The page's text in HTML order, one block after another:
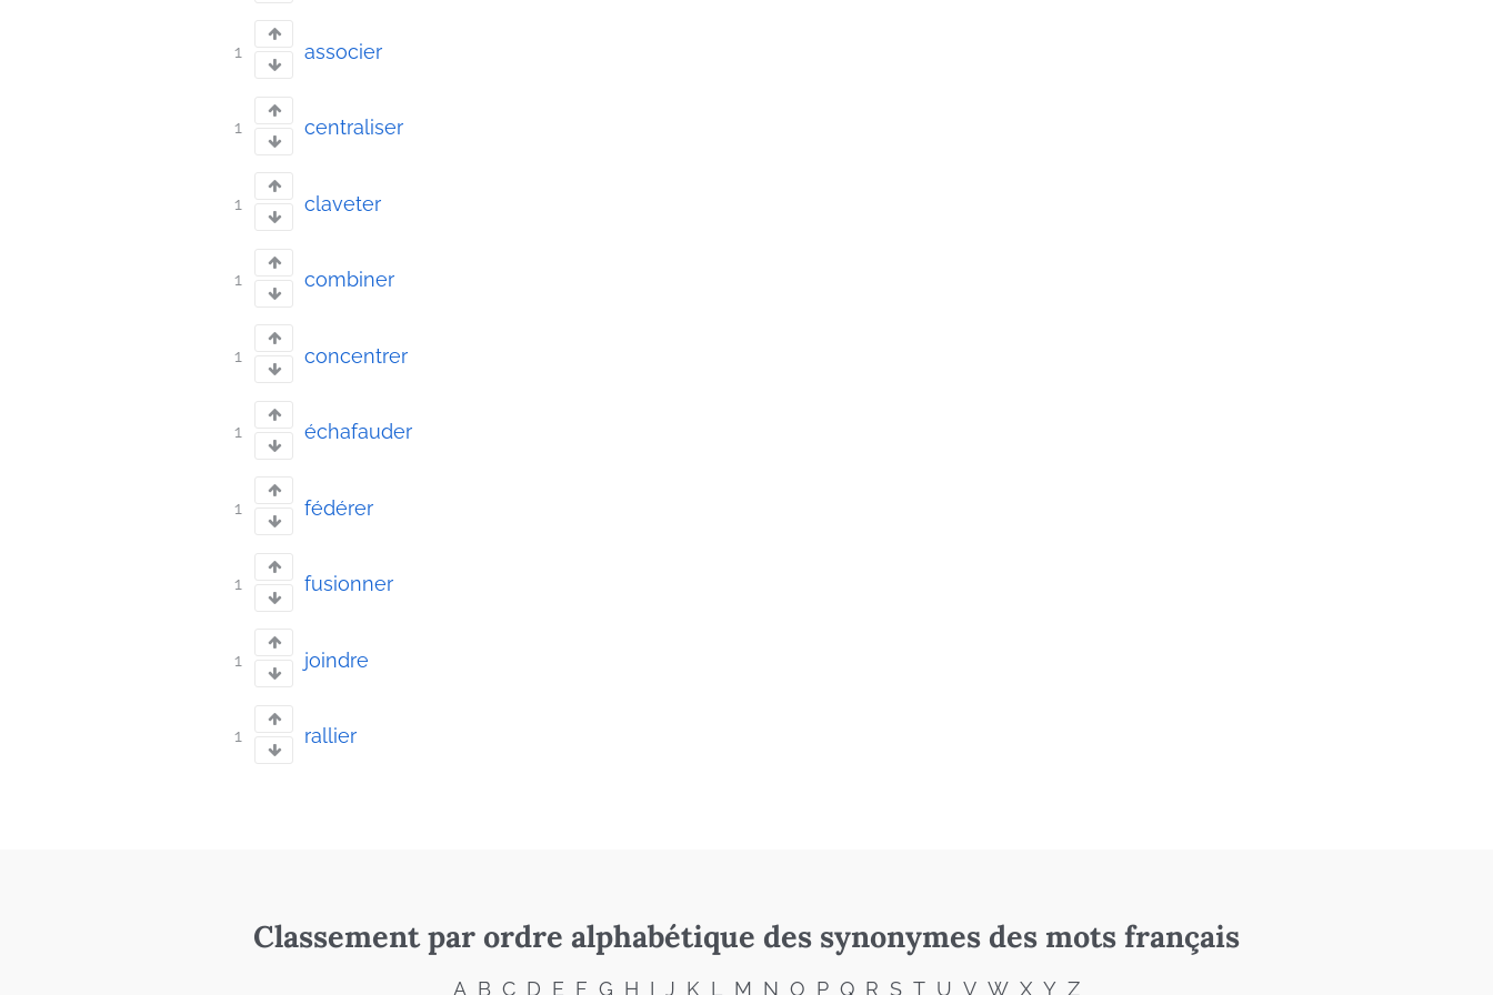
1 associer
1 centraliser
1 claveter
1 combiner
1 concentrer
1 échafauder
1 fédérer
1 fusionner
1 joindre
1 rallier
Classement par ordre alphabétique des synonymes des mots français
A B C D E F G H I J K L M N O P Q R S T U V W X Y Z